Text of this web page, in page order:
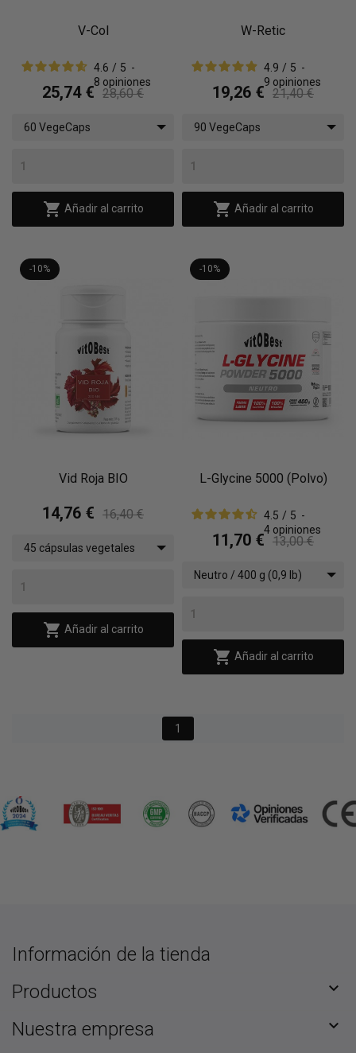
V-Col
4.6 / 5 -
8 opiniones
25,74 € 28,60 €
60 VegeCaps
 Añadir al carrito
W-Retic
4.9 / 5 -
9 opiniones
19,26 € 21,40 €
90 VegeCaps
 Añadir al carrito
-10%
Vid Roja BIO
14,76 € 16,40 €
45 cápsulas vegetales
 Añadir al carrito
-10%
L-Glycine 5000 (Polvo)
4.5 / 5 -
4 opiniones
11,70 € 13,00 €
Neutro / 400 g (0,9 lb)
 Añadir al carrito
1
Información de la tienda
Productos

Nuestra empresa 